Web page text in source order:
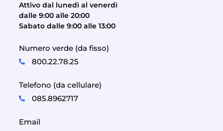
Attivo dal lunedì al venerdì
dalle 9:00 alle 20:00
Sabato dalle 9:00 alle 13:00
Numero verde (da fisso)
800.22.78.25
Telefono (da cellulare)
085.8962717
Email